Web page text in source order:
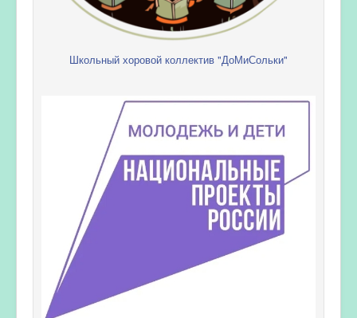
Школьный хоровой коллектив "ДоМиСольки"